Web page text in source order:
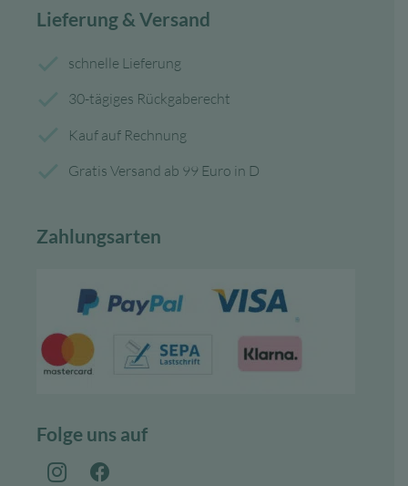
Lieferung & Versand
schnelle Lieferung
30-tägiges Rückgaberecht
Kauf auf Rechnung
Gratis Versand ab 99 Euro in D
Zahlungsarten
Folge uns auf